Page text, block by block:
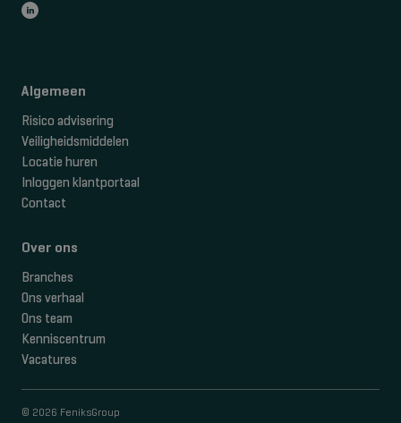
Algemeen
Risico advisering
Veiligheidsmiddelen
Locatie huren
Inloggen klantportaal
Contact
Over ons
Branches
Ons verhaal
Ons team
Kenniscentrum
Vacatures
© 2026 FeniksGroup